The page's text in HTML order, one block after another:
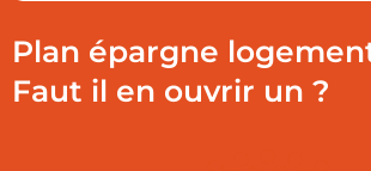
Plan épargne
Faut il en ouvrir un ?